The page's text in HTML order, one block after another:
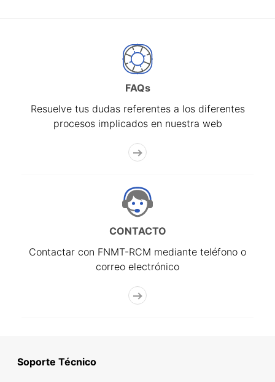
FAQs
Resuelve tus dudas referentes a los diferentes
procesos implicados en nuestra web
CONTACTO
Contactar con FNMT-RCM mediante teléfono o
correo electrónico
Soporte Técnico